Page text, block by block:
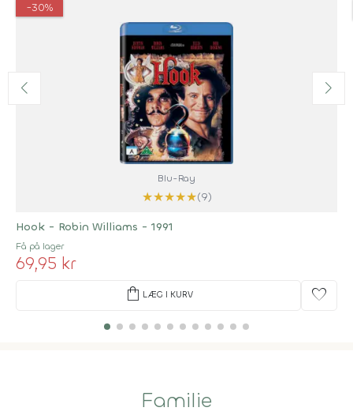
-30%
Blu-Ray
★★★★★(9)
Hook - Robin Williams - 1991
Få på lager
69,95 kr
shopping_bag LÆG I KURV favorite
Familie